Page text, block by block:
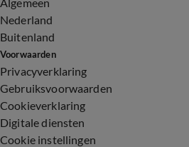
Nederland
Buitenland
Voorwaarden
Privacyverklaring
Gebruiksvoorwaarden
Cookieverklaring
Digitale diensten
Cookie instellingen